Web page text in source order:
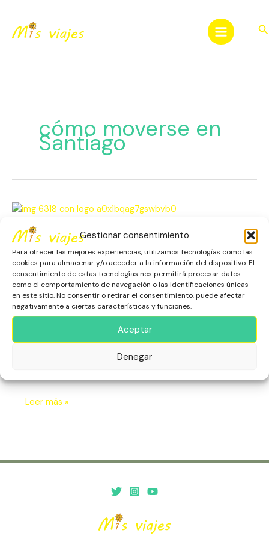
Gestionar consentimiento
Para ofrecer las mejores experiencias, utilizamos tecnologías como las
cookies para almacenar y/o acceder a la información del dispositivo. El
consentimiento de estas tecnologías nos permitirá procesar datos
como el comportamiento de navegación o las identificaciones únicas
en este sitio. No consentir o retirar el consentimiento, puede afectar
negativamente a ciertas características y funciones.
Aceptar
Denegar
contenido
cómo moverse en
Santiago
Isla de Santiago: El Corazón
Cultural de Cabo Verde
África,Cabo Verde,Escapadas,Isla de Santiago,
Patrimonio Histórico,Playas
La Isla de Santiago en Cabo Verde es el corazón cultural
e histórico del archipiélago. Con su rica herencia colonial,
vibrante vida local y paisajes diversos, ofrece una
experiencia auténtica, llena de tradición, música y
Isla
Santiago:
El
Corazón
Cultural
de
Cabo
Verde
Leer más »